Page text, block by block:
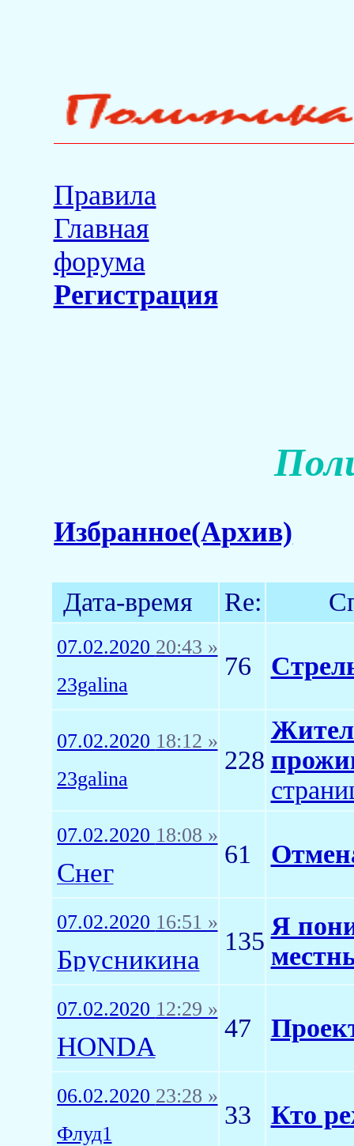
Правила
Главная
форума
Регистрация
Избранное(Архив)
Дата-время Re:
07.02.2020 20:43 »
23galina
76
07.02.2020 18:12 »
23galina
228
07.02.2020 18:08 »
Снег
61
07.02.2020 16:51 »
Брусникина
135
Я
07.02.2020 12:29 »
HONDA
47
06.02.2020 23:28 »
Флуд1
33 Кто